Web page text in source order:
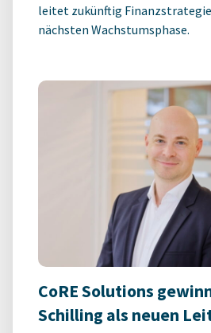
leitet zukünftig
nächsten Wachstumsphase.
CoRE Solutions
Schilling als neuen